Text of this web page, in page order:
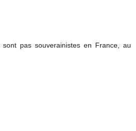
pas souverainistes en France, au